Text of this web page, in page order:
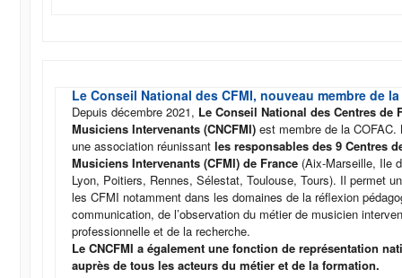
Le Conseil National des CFMI, nouveau membre de la
Depuis décembre 2021, Le Conseil National des Centres de
Musiciens Intervenants (CNCFMI) est membre de la COFAC.
une association réunissantles responsables des 9 Centres
Musiciens Intervenants (CFMI) de France (Aix-Marseille, Ile
Lyon, Poitiers, Rennes, Sélestat, Toulouse, Tours). Il permet
les CFMI notamment dans les domaines de la réflexion
communication, de l’observation du métier de musicien
professionnelle et de la recherche.
Le CNCFMI a également une fonction de représentation
auprès de tous les acteurs du métier et de la formation.